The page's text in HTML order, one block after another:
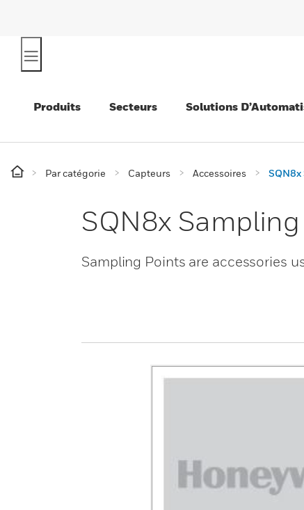
Produits Secteurs Solutions
Par catégorie Capteurs Accessoires
SQN8x
Sampling Points are accessories